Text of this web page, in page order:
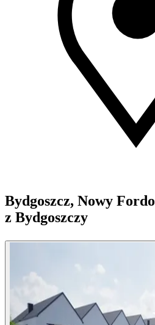
Bydgoszcz, Nowy
z Bydgoszczy